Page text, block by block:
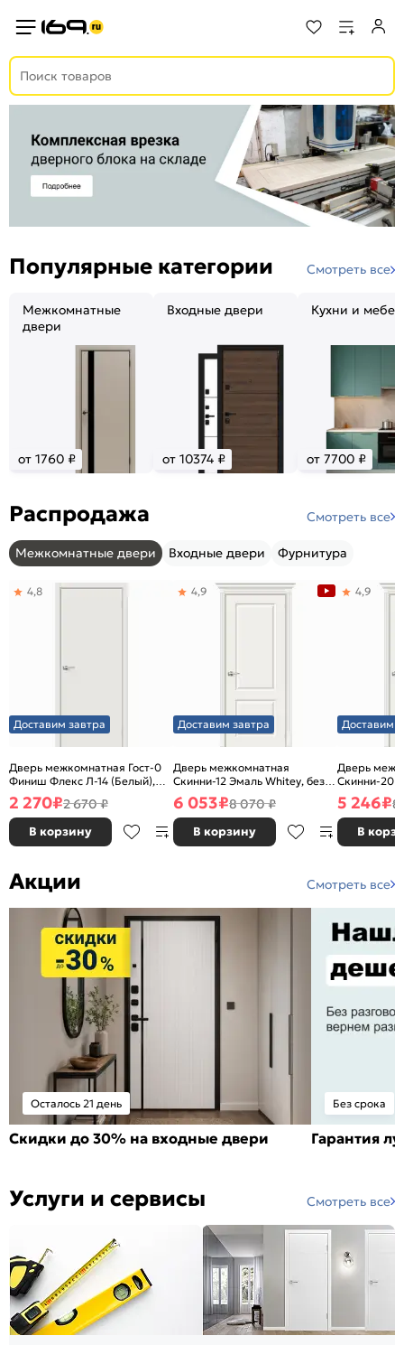
Популярные категории Смотреть все
Межкомнатные
двери
от 1760 ₽
Входные двери
от 10374 ₽
Кухни и
от 7700 ₽
Распродажа Смотреть все
Межкомнатные двери Входные двери Фурнитура
Доставим завтра
Дверь межкомнатная Гост-0
Финиш Флекс Л-14 (Белый),
глухая, каркасно-щитовая
4,8
2 270₽2 670 ₽
В корзину
Доставим завтра
Дверь межкомнатная
Скинни-12 Эмаль Whitey, без
декора, глухая, без стекла,
без кромки, скиновая
4,9
6 053₽8 070 ₽
В корзину
Доставим
Дверь
Скинни-20
декора,
без кромки,
4,9
5 246₽8
В
Акции Смотреть все
Осталось 21 день
Скидки до 30% на входные двери
Без срока
Гарантия
Услуги и сервисы Смотреть все